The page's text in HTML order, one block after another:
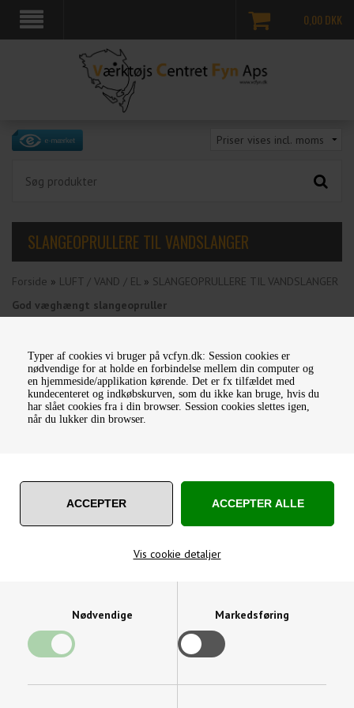
Typer af cookies vi bruger på vcfyn.dk: Session cookies er
nødvendige for at holde en forbindelse mellem din computer og
en hjemmeside/applikation kørende. Det er fx tilfældet med
kundecenteret og indkøbskurven, som du ikke kan bruge, hvis du
har slået cookies fra i din browser. Session cookies slettes igen,
når du lukker din browser.
Vis cookie detaljer
Nødvendige Markedsføring
0,00 DKK
SLANGEOPRULLERE TIL VANDSLANGER
Forside » LUFT / VAND / EL » SLANGEOPRULLERE TIL VANDSLANGER
God væghængt slangeopruller
Væghængt slangeopruller klar til brug med vandkobling og
du kan nå hele haven. Slangeoprulleren har slangeføring og
monteres med et svingbart vægbeslag - begge hjælper til at gør
betjeningen nem og gnidningsfri. Når sæsonen er ovre, behøver du
ikke tømme slangen, men kan blot løfte hele slangeoprulleren af og
sætte den frost-frit vinteren over, f.eks. i skuret.
SLANGEOPRULLER MED
20M VANDSLANGE
498,75
Varenummer: 63220